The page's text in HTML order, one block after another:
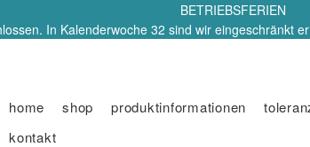
BETRIEBSFERIEN
In Kalenderwoche 32 sind wir eingeschränkt
home shop produktinformationen
kontakt